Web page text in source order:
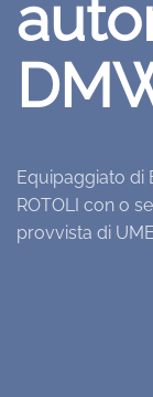
Equipaggiato di
ROTOLI con o
provvista di